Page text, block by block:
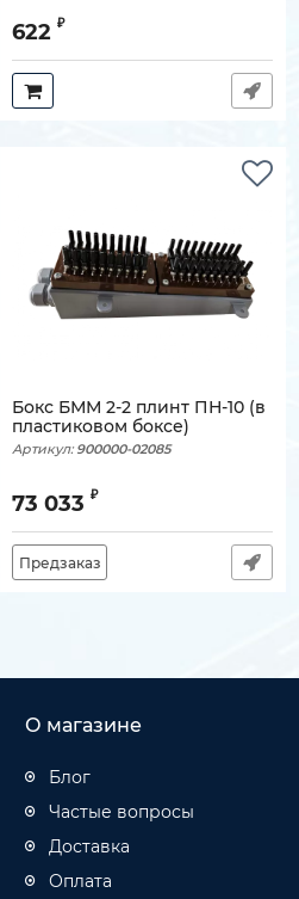
622 ₽
Бокс БММ 2-2 плинт ПН-10 (в
пластиковом боксе)
Артикул: 900000-02085
73 033 ₽
Предзаказ
О магазине
Блог
Частые вопросы
Доставка
Оплата